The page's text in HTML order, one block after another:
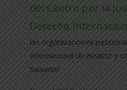
del Centro por la
Derecho
las organizaciones
internacional de Beatriz y
Salvador.